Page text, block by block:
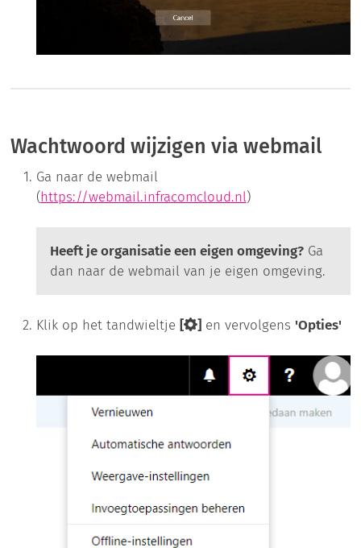
Wachtwoord wijzigen via webmail
Ga naar de webmail
(https://webmail.infracomcloud.nl)
Heeft je organisatie een eigen omgeving?Ga
dan naar de webmail van je eigen omgeving.
Klik op het tandwieltje [ ] en vervolgens 'Opties'